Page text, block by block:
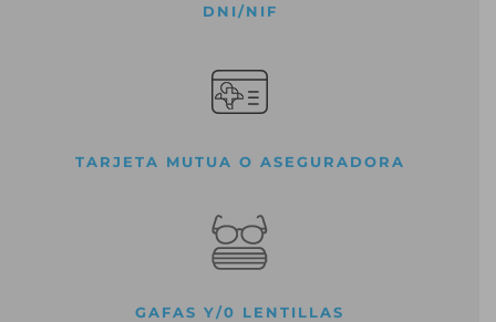
DNI/NIF
TARJETA MUTUA O ASEGURADORA
GAFAS Y/0 LENTILLAS